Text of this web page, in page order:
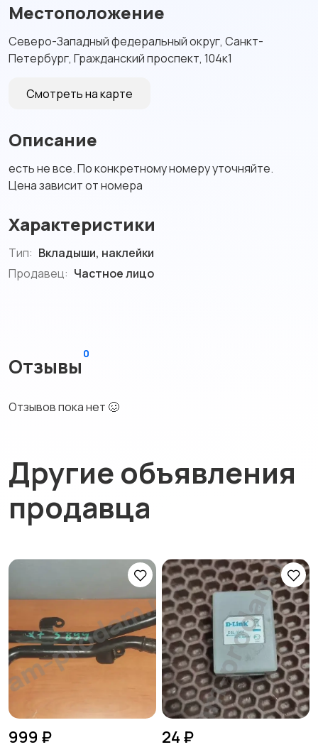
Местоположение
Северо-Западный федеральный округ, Санкт-
Петербург, Гражданский проспект, 104к1
Смотреть на карте
Описание
есть не все. По конкретному номеру уточняйте.
Цена зависит от номера
Характеристики
Тип: Вкладыши, наклейки
Продавец: Частное лицо
Отзывы
0
Отзывов пока нет 🥴
Другие объявления
продавца
999 ₽ 24 ₽